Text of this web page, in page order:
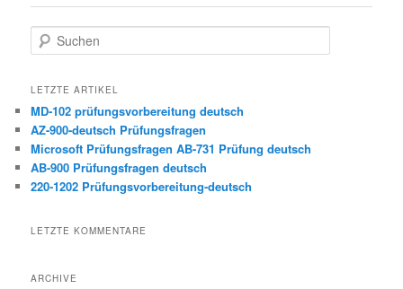
Suchen
LETZTE ARTIKEL
MD-102 prüfungsvorbereitung deutsch
AZ-900-deutsch Prüfungsfragen
Microsoft Prüfungsfragen AB-731 Prüfung deutsch
AB-900 Prüfungsfragen deutsch
220-1202 Prüfungsvorbereitung-deutsch
LETZTE KOMMENTARE
ARCHIVE